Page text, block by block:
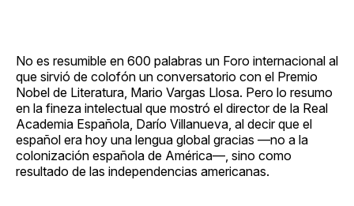
No es resumible en 600 palabras un Foro internacional al
que sirvió de colofón un conversatorio con el Premio
Nobel de Literatura, Mario Vargas Llosa. Pero lo resumo
en la fineza intelectual que mostró el director de la Real
Academia Española, Darío Villanueva, al decir que el
español era hoy una lengua global gracias —no a la
colonización española de América—, sino como
resultado de las independencias americanas.